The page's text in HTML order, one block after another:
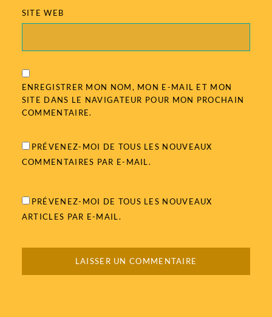
SITE WEB
ENREGISTRER MON NOM, MON E-MAIL ET MON
SITE DANS LE NAVIGATEUR POUR MON PROCHAIN
COMMENTAIRE.
PRÉVENEZ-MOI DE TOUS LES NOUVEAUX
COMMENTAIRES PAR E-MAIL.
PRÉVENEZ-MOI DE TOUS LES NOUVEAUX
ARTICLES PAR E-MAIL.